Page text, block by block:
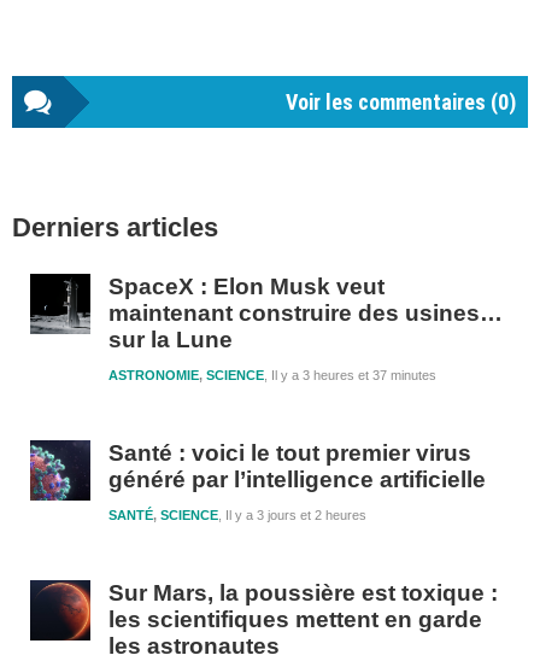
Voir les commentaires (0)
latérale
Derniers articles
SpaceX : Elon Musk veut
maintenant construire des usines…
sur la Lune
Il y a 3 heures et 37 minutes
ASTRONOMIE, SCIENCE
Santé : voici le tout premier virus
généré par l’intelligence artificielle
Il y a 3 jours et 2 heures
SANTÉ, SCIENCE
Sur Mars, la poussière est toxique :
les scientifiques mettent en garde
les astronautes